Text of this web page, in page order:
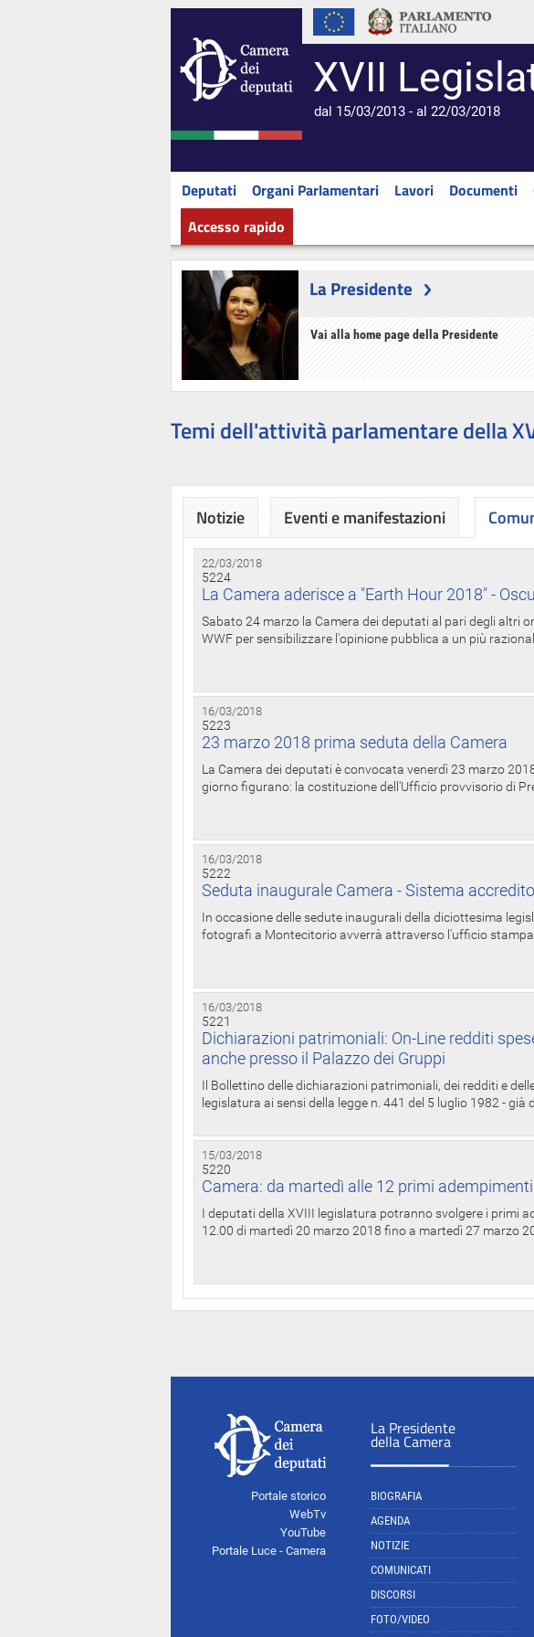
XVII
dal 15/03/2013 - al 22/03/2018
Deputati Organi Parlamentari Lavori Documenti
Accesso rapido
La Presidente
Vai alla home page della Presidente
Temi dell'attività parlamentare della
Notizie Eventi e manifestazioni
22/03/2018
5224
La Camera aderisce a "Earth Hour 2018" -
Sabato 24 marzo la Camera dei deputati al pari degli altri
WWF per sensibilizzare l'opinione pubblica a un più
16/03/2018
5223
23 marzo 2018 prima seduta della Camera
La Camera dei deputati è convocata venerdì 23 marzo
giorno figurano: la costituzione dell'Ufficio provvisorio di
16/03/2018
5222
Seduta inaugurale Camera - Sistema
In occasione delle sedute inaugurali della diciottesima
fotografi a Montecitorio avverrà attraverso l'ufficio
16/03/2018
5221
Dichiarazioni patrimoniali: On-Line redditi
anche presso il Palazzo dei Gruppi
Il Bollettino delle dichiarazioni patrimoniali, dei redditi e
legislatura ai sensi della legge n. 441 del 5 luglio 1982 -
15/03/2018
5220
Camera: da martedì alle 12 primi
I deputati della XVIII legislatura potranno svolgere i primi
12.00 di martedì 20 marzo 2018 fino a martedì 27 marzo
Portale storico
WebTv
YouTube
Portale Luce - Camera
La Presidente
della Camera
BIOGRAFIA
AGENDA
NOTIZIE
COMUNICATI
DISCORSI
FOTO/VIDEO